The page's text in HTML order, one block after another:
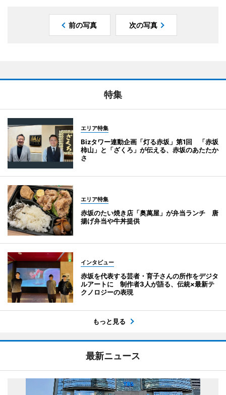
前の写真 次の写真
特集
エリア特集
Bizタワー連動企画「灯る赤坂」第1回 「赤坂
柿山」と「ざくろ」が伝える、赤坂のあたたか
さ
エリア特集
赤坂のたい焼き店「奥萬屋」が弁当ランチ 唐
揚げ弁当や牛丼提供
インタビュー
赤坂を代表する芸者・育子さんの所作をデジタ
ルアートに 制作者3人が語る、伝統×最新テ
クノロジーの表現
もっと見る
最新ニュース